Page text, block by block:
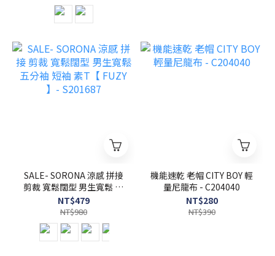
SALE- SORONA 涼感 拼接
剪裁 寬鬆闊型 男生寬鬆 五
分袖 短袖 素T【 FUZY 】-
S201687
NT$479
NT$980
機能速乾 老帽 CITY BOY 輕
量尼龍布 - C204040
NT$280
NT$390